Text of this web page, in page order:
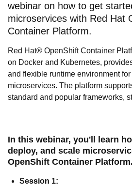
webinar on how to get
microservices with Red Hat
Container Platform.
Red Hat® OpenShift Container
on Docker and Kubernetes,
and flexible runtime environment
microservices. The platform
standard and popular frameworks,
In this webinar, you'll learn
deploy, and scale
OpenShift Container Platform.
Session 1: